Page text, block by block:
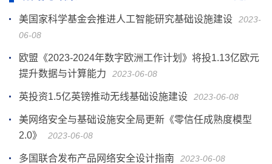
美国家科学基金会推进人工智能研究基础设施建设
2023-
06-08
欧盟《2023-2024年数字欧洲工作计划》将投1.13亿欧元
提升数据与计算能力
2023-06-08
英投资1.5亿英镑推动无线基础设施建设 2023-06-08
美网络安全与基础设施安全局更新《零信任成熟度模型
2.0》
2023-06-08
多国联合发布产品网络安全设计指南 2023-06-08